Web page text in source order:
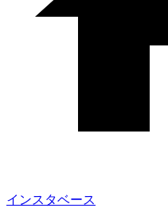
インスタベース